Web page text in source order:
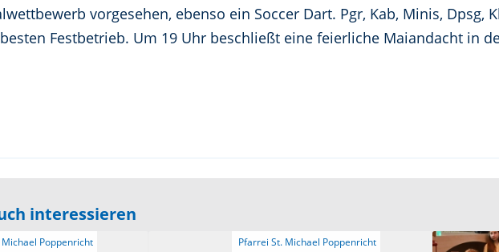
vorgesehen, ebenso ein Soccer Dart. Pgr, Kab, Minis, Dpsg,
Festbetrieb. Um 19 Uhr beschließt eine feierliche Maiandacht in
interessieren